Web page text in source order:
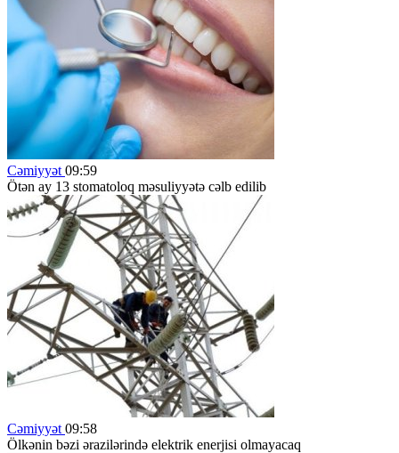
Cəmiyyət 09:59
Ötən ay 13 stomatoloq məsuliyyətə cəlb edilib
Cəmiyyət 09:58
Ölkənin bəzi ərazilərində elektrik enerjisi olmayacaq